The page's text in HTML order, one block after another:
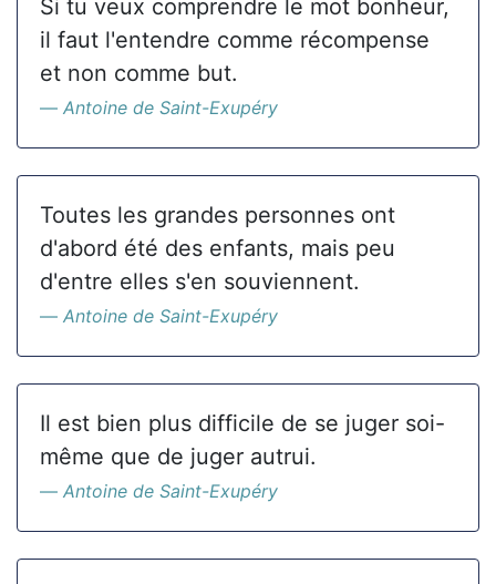
Si tu veux comprendre le mot bonheur,
il faut l'entendre comme récompense
et non comme but.
Antoine de Saint-Exupéry
Toutes les grandes personnes ont
d'abord été des enfants, mais peu
d'entre elles s'en souviennent.
Antoine de Saint-Exupéry
Il est bien plus difficile de se juger soi-
même que de juger autrui.
Antoine de Saint-Exupéry